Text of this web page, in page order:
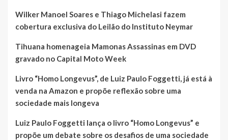
Wilker Manoel Soares e Thiago Michelasi fazem
cobertura exclusiva do Leilão do Instituto Neymar
Tihuana homenageia Mamonas Assassinas em DVD
gravado no Capital Moto Week
Livro “Homo Longevus”, de Luiz Paulo Foggetti, já está à
venda na Amazon e propõe reflexão sobre uma
sociedade mais longeva
Luiz Paulo Foggetti lança o livro “Homo Longevus” e
propõe um debate sobre os desafios de uma sociedade